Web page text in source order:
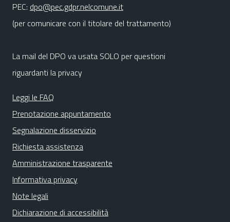
PEC: dpo@pec.gdpr.nelcomune.it
(per comunicare con il titolare del trattamento)
La mail del DPO va usata SOLO per questioni
riguardanti la privacy
Leggi le FAQ
Prenotazione appuntamento
Segnalazione disservizio
Richiesta assistenza
Amministrazione trasparente
Informativa privacy
Note legali
Dichiarazione di accessibilità